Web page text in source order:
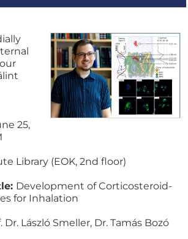
25,
Library (EOK, 2nd floor)
Development of Corticosteroid-
for Inhalation
Dr. László Smeller, Dr. Tamás Bozó